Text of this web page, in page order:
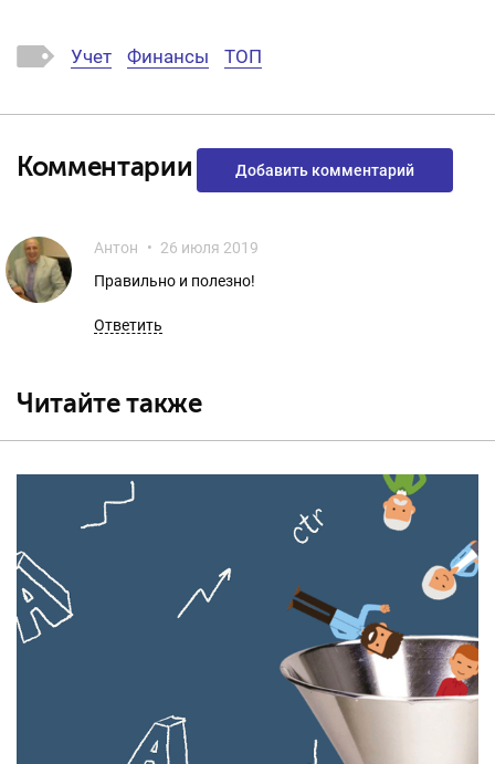
Учет Финансы ТОП
Комментарии Добавить комментарий
Антон
26 июля 2019
Правильно и полезно!
Ответить
Читайте также